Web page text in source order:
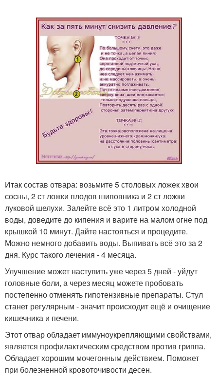
Итак состав отвара: возьмите 5 столовых ложек хвои
сосны, 2 ст ложки плодов шиповника и 2 ст ложки
луковой шелухи. Залейте всё это 1 литром холодной
воды, доведите до кипения и варите на малом огне под
крышкой 10 минут. Дайте настояться и процедите.
Можно немного добавить воды. Выпивать всё это за 2
дня. Курс такого лечения - 4 месяца.
Улучшение может наступить уже через 5 дней - уйдут
головные боли, а через месяц можете пробовать
постепенно отменять гипотензивные препараты. Стул
станет регулярным - значит происходит ещё и очищение
кишечника и печени.
Этот отвар обладает иммуноукрепляющими свойствами,
является профилактическим средством против гриппа.
Обладает хорошим мочегонным действием. Поможет
при болезненной кровоточивости десен.